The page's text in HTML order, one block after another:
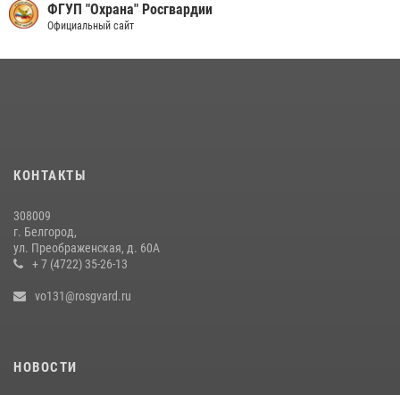
23 июля 2026, 11:58 5
В Белгороде сотрудники Росгвардии помогли вывести жильцов из
горящего многоквартирного дома после атаки беспилотника ВСУ
27 июля 2026, 09:03
ФГУП "Охрана" Росгвардии
Официальный сайт
КОНТАКТЫ
308009
г. Белгород,
ул. Преображенская, д. 60А
+ 7 (4722) 35-26-13
vo131@rosgvard.ru
НОВОСТИ